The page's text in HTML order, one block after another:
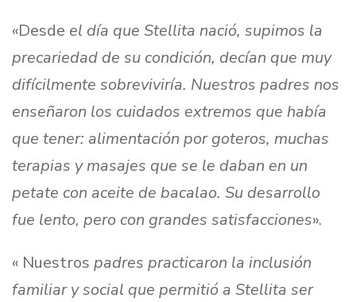
«Desde el día que Stellita nació, supimos la
precariedad de su condición, decían que muy
difícilmente sobreviviría. Nuestros padres nos
enseñaron los cuidados extremos que había
que tener: alimentación por goteros, muchas
terapias y masajes que se le daban en un
petate con aceite de bacalao. Su desarrollo
fue lento, pero con grandes satisfacciones».
« Nuestros padres practicaron la inclusión
familiar y social que permitió a Stellita ser